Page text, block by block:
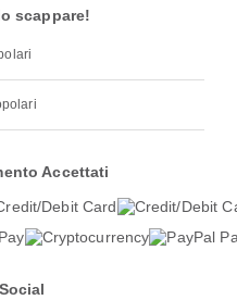
scappare!
Accettati